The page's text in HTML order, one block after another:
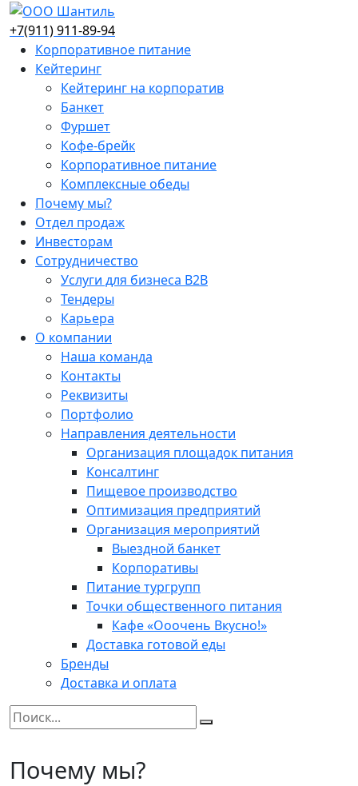
+7(911) 911-89-94
Корпоративное питание
Кейтеринг
Кейтеринг на корпоратив
Банкет
Фуршет
Кофе-брейк
Корпоративное питание
Комплексные обеды
Почему мы?
Отдел продаж
Инвесторам
Сотрудничество
Услуги для бизнеса B2B
Тендеры
Карьера
О компании
Наша команда
Контакты
Реквизиты
Портфолио
Направления деятельности
Организация площадок питания
Консалтинг
Пищевое производство
Оптимизация предприятий
Организация мероприятий
Выездной банкет
Корпоративы
Питание тургрупп
Точки общественного питания
Кафе «Ооочень Вкусно!»
Доставка готовой еды
Бренды
Доставка и оплата
Почему мы?